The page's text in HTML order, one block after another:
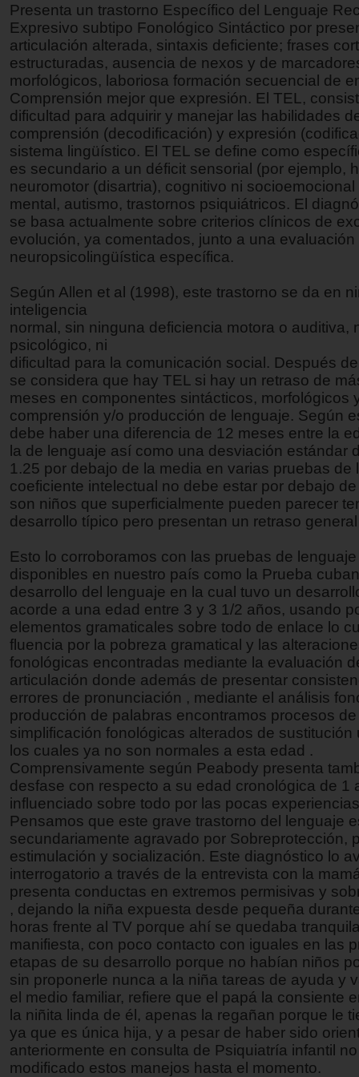
Presenta un trastorno Específico del Lenguaje
Expresivo subtipo Fonológico Sintáctico por
articulación alterada, sintaxis deficiente; frases
estructuradas, ausencia de nexos y de
morfológicos, laboriosa formación secuencial de
Comprensión mejor que expresión. El TEL,
dificultad para adquirir y manejar las habilidades
comprensión (decodificación) y expresión
sistema lingüístico. El TEL se define como
es secundario a un déficit sensorial (por ejemplo,
neuromotor (disartria), cognitivo ni socioemocional
mental, autismo, trastornos psiquiátricos. El
se basa actualmente sobre criterios clínicos de
evolución, ya comentados, junto a una evaluación
neuropsicolingüística específica.
Según Allen et al (1998), este trastorno se da en
inteligencia
normal, sin ninguna deficiencia motora o auditiva,
psicológico, ni
dificultad para la comunicación social. Después
se considera que hay TEL si hay un retraso de
meses en componentes sintácticos, morfológicos
comprensión y/o producción de lenguaje. Según
debe haber una diferencia de 12 meses entre la
la de lenguaje así como una desviación estándar
1.25 por debajo de la media en varias pruebas de
coeficiente intelectual no debe estar por debajo
son niños que superficialmente pueden parecer
desarrollo típico pero presentan un retraso
Esto lo corroboramos con las pruebas de
disponibles en nuestro país como la Prueba
desarrollo del lenguaje en la cual tuvo un
acorde a una edad entre 3 y 3 1/2 años, usando
elementos gramaticales sobre todo de enlace lo
fluencia por la pobreza gramatical y las
fonológicas encontradas mediante la evaluación
articulación donde además de presentar
errores de pronunciación , mediante el análisis
producción de palabras encontramos procesos de
simplificación fonológicas alterados de sustitución
los cuales ya no son normales a esta edad .
Comprensivamente según Peabody presenta
desfase con respecto a su edad cronológica de 1
influenciado sobre todo por las pocas
Pensamos que este grave trastorno del lenguaje
secundariamente agravado por Sobreprotección,
estimulación y socialización. Este diagnóstico lo
interrogatorio a través de la entrevista con la
presenta conductas en extremos permisivas y
, dejando la niña expuesta desde pequeña
horas frente al TV porque ahí se quedaba
manifiesta, con poco contacto con iguales en las
etapas de su desarrollo porque no habían niños
sin proponerle nunca a la niña tareas de ayuda y
el medio familiar, refiere que el papá la consiente
la niñita linda de él, apenas la regañan porque le
ya que es única hija, y a pesar de haber sido
anteriormente en consulta de Psiquiatría infantil
modificado estos manejos hasta el momento.